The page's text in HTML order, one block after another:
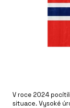
V roce 2024
situace. Vysoké